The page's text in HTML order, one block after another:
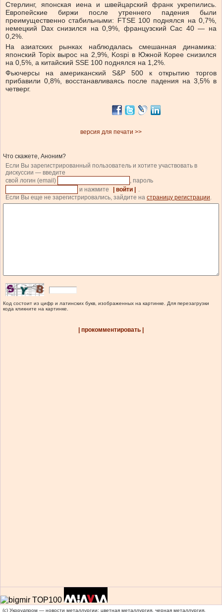
Стерлинг, японская иена и швейцарский франк укрепились.
Европейские биржи после утреннего падения были
преимущественно стабильными: FTSE 100 поднялся на 0,7%,
немецкий Dax снизился на 0,9%, французский Cac 40 — на
0,2%.
На азиатских рынках наблюдалась смешанная динамика:
японский Topix вырос на 2,9%, Kospi в Южной Корее снизился
на 0,5%, а китайский SSE 100 поднялся на 1,2%.
Фьючерсы на американский S&P 500 к открытию торгов
прибавили 0,8%, восстанавливаясь после падения на 3,5% в
четверг.
версия для печати >>
Что скажете, Аноним?
Если Вы зарегистрированный пользователь и хотите участвовать в
дискуссии — введите
свой логин (email)
, пароль
и нажмите
| войти |
.
Если Вы еще не зарегистрировались, зайдите на страницу регистрации.
Код состоит из цифр и латинских букв, изображенных на картинке. Для перезагрузки
кода кликните на картинке.
| прокомментировать |
(c) Укррудпром — новости металлургии: цветная металлургия, черная металлургия,